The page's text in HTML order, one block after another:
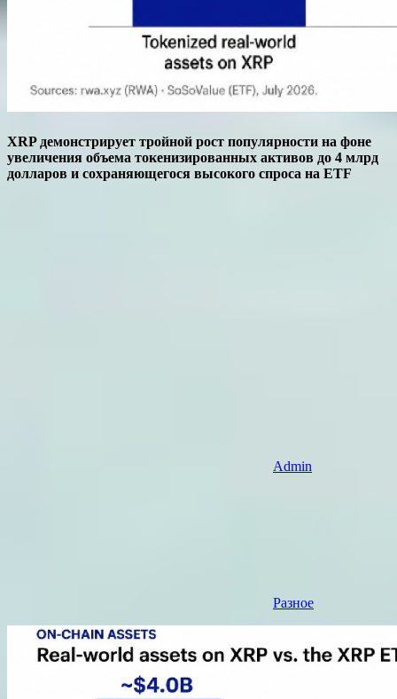
XRP демонстрирует тройной рост популярности на фоне
увеличения объема токенизированных активов до 4 млрд
долларов и сохраняющегося высокого спроса на ETF
Admin
Разное